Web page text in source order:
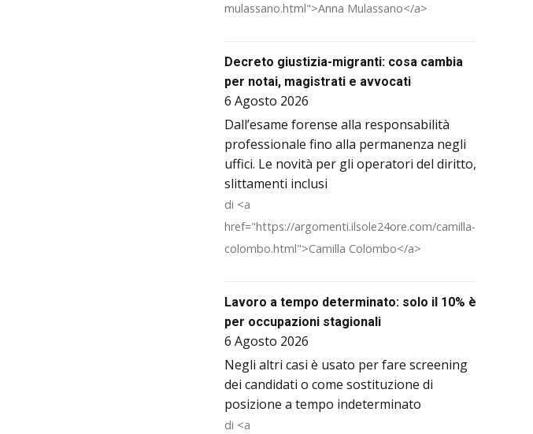
mulassano.html">Anna Mulassano</a>
Decreto giustizia-migranti: cosa cambia
per notai, magistrati e avvocati
6 Agosto 2026
Dall’esame forense alla responsabilità
professionale fino alla permanenza negli
uffici. Le novità per gli operatori del diritto,
slittamenti inclusi
di <a
href="https://argomenti.ilsole24ore.com/camilla-
colombo.html">Camilla Colombo</a>
Lavoro a tempo determinato: solo il 10% è
per occupazioni stagionali
6 Agosto 2026
Negli altri casi è usato per fare screening
dei candidati o come sostituzione di
posizione a tempo indeterminato
di <a